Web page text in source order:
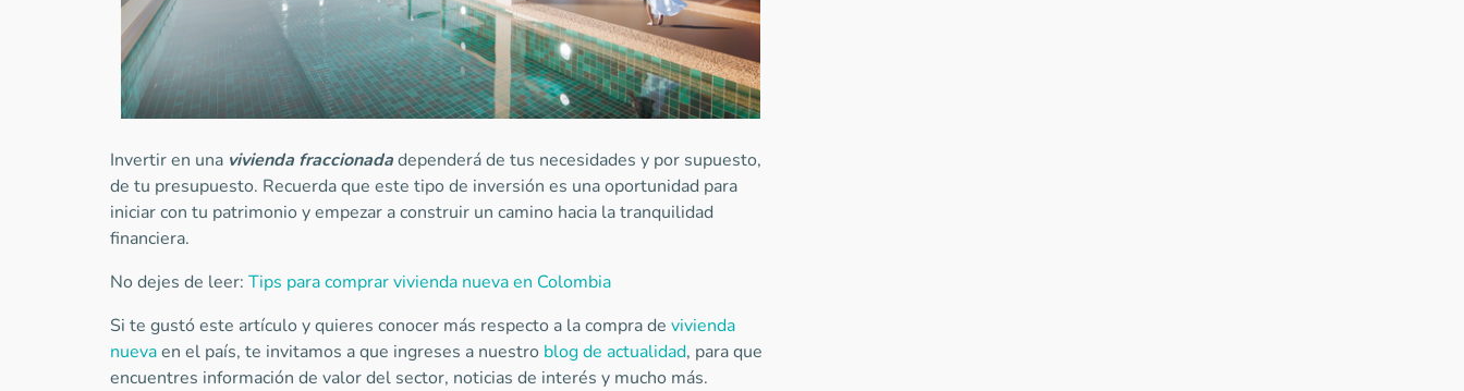
Invertir en una vivienda fraccionadadependerá de tus necesidades y por supuesto,
de tu presupuesto. Recuerda que este tipo de inversión es una oportunidad para
iniciar con tu patrimonio y empezar a construir un camino hacia la tranquilidad
financiera.
No dejes de leer: Tips para comprar vivienda nueva en Colombia
Si te gustó este artículo y quieres conocer más respecto a la compra de vivienda
nuevaen el país, te invitamos a que ingreses a nuestro blog de actualidad, para que
encuentres información de valor del sector, noticias de interés y mucho más.